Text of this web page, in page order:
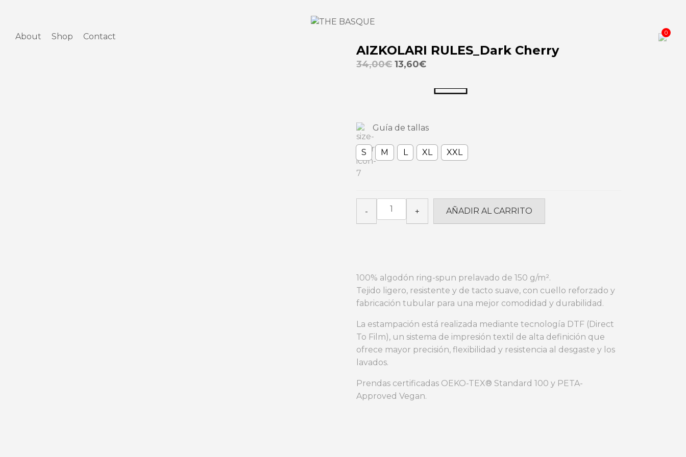
About Shop Contact 0
AIZKOLARI RULES_Dark Cherry
34,00€ 13,60€
Guía de tallas
S M L XL XXL
-
AIZKOLARI
RULES_Dark
+ AÑADIR AL CARRITO
100% algodón ring-spun prelavado de 150 g/m².
Tejido ligero, resistente y de tacto suave, con cuello reforzado y
fabricación tubular para una mejor comodidad y durabilidad.
La estampación está realizada mediante tecnología DTF (Direct
To Film), un sistema de impresión textil de alta definición que
ofrece mayor precisión, flexibilidad y resistencia al desgaste y los
lavados.
Prendas certificadas OEKO-TEX® Standard 100 y PETA-
Approved Vegan.